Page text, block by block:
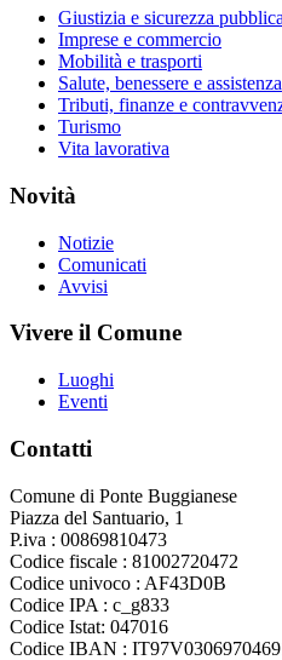
Giustizia e sicurezza pubblica
Imprese e commercio
Mobilità e trasporti
Salute, benessere e assistenza
Tributi, finanze e
Turismo
Vita lavorativa
Novità
Notizie
Comunicati
Avvisi
Vivere il Comune
Luoghi
Eventi
Contatti
Comune di Ponte Buggianese
Piazza del Santuario, 1
P.iva : 00869810473
Codice fiscale : 81002720472
Codice univoco : AF43D0B
Codice IPA : c_g833
Codice Istat: 047016
Codice IBAN :